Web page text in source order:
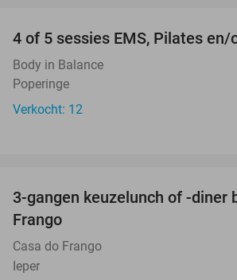
4 of 5 sessies EMS, Pilates en/
Body in Balance
Poperinge
Verkocht: 12
3-gangen keuzelunch of -diner
Frango
Casa do Frango
Ieper